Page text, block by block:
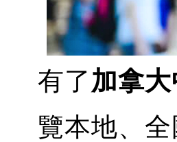
有了加拿
覽本地、